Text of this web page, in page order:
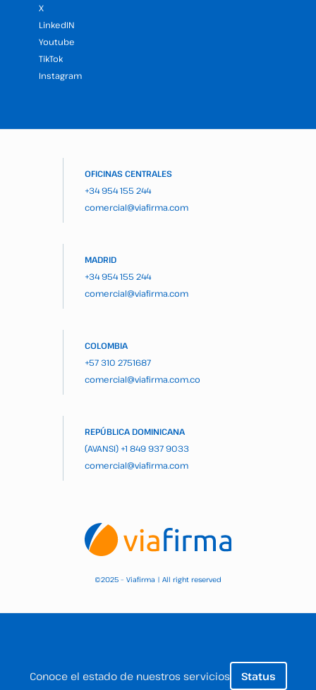
X
LinkedIN
Youtube
TikTok
Instagram
OFICINAS CENTRALES
+34 954 155 244
comercial@viafirma.com
MADRID
+34 954 155 244
comercial@viafirma.com
COLOMBIA
+57 310 2751687
comercial@viafirma.com.co
REPÚBLICA DOMINICANA
(AVANSI) +1 849 937 9033
comercial@viafirma.com
©2025 – Viafirma | All right reserved
Conoce el estado de nuestros servicios Status